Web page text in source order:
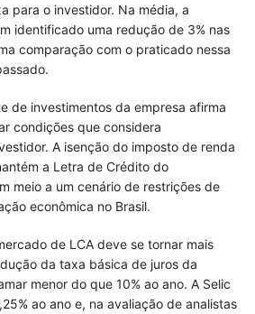
para o investidor. Na média, a
identificado uma redução de 3% nas
comparação com o praticado nessa
de investimentos da empresa afirma
condições que considera
A isenção do imposto de renda
a Letra de Crédito do
meio a um cenário de restrições de
econômica no Brasil.
de LCA deve se tornar mais
da taxa básica de juros da
menor do que 10% ao ano. A Selic
ao ano e, na avaliação de analistas